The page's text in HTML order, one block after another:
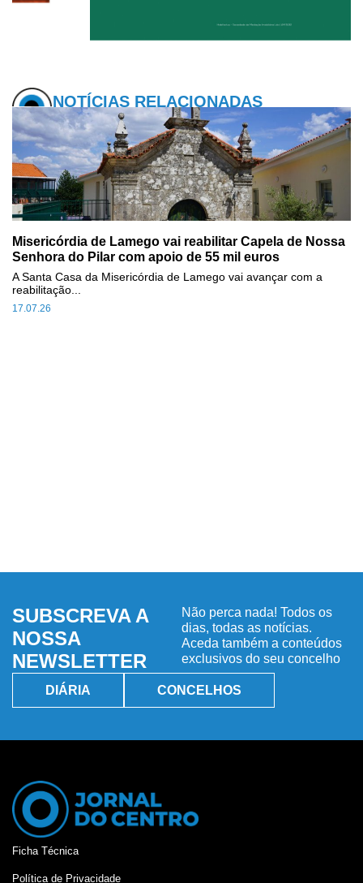
NOTÍCIAS RELACIONADAS
Misericórdia de Lamego vai reabilitar Capela de Nossa
Senhora do Pilar com apoio de 55 mil euros
17.07.26
A Santa Casa da Misericórdia de Lamego vai avançar com a
reabilitação...
SUBSCREVA A
NOSSA
NEWSLETTER
Não perca nada! Todos os
dias, todas as notícias.
Aceda também a conteúdos
exclusivos do seu concelho
DIÁRIA CONCELHOS
Ficha Técnica
Política de Privacidade